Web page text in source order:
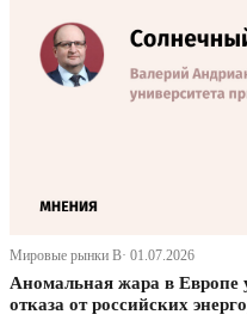
Мировые рынки В· 01.07.2026
Аномальная жара в Европе
отказа от российских